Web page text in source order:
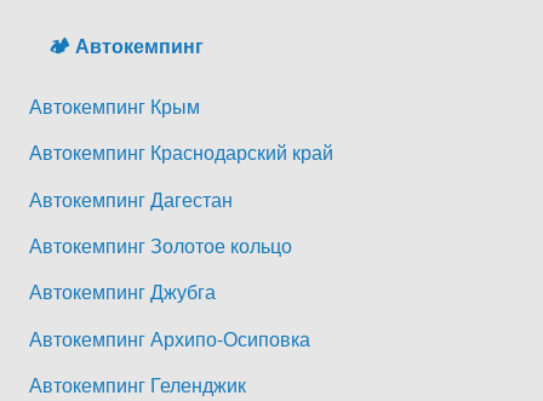
🏕️ Автокемпинг
Автокемпинг Крым
Автокемпинг Краснодарский край
Автокемпинг Дагестан
Автокемпинг Золотое кольцо
Автокемпинг Джубга
Автокемпинг Архипо-Осиповка
Автокемпинг Геленджик